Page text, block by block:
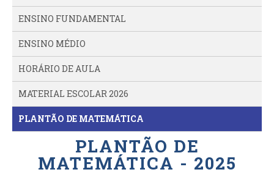
ENSINO FUNDAMENTAL
ENSINO MÉDIO
HORÁRIO DE AULA
MATERIAL ESCOLAR 2026
PLANTÃO DE MATEMÁTICA
PLANTÃO DE
MATEMÁTICA - 2025